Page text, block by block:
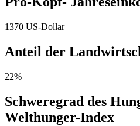
1370 US-Dollar
Anteil der
22%
Schweregrad des
Welthunger-Index